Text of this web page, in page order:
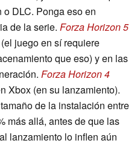
DLC. Ponga eso en
de la serie. Forza Horizon 5
juego en sí requiere
que eso) y en las
Forza Horizon 4
Xbox (en su lanzamiento).
de la instalación entre
más allá, antes de que las
lanzamiento lo inflen aún